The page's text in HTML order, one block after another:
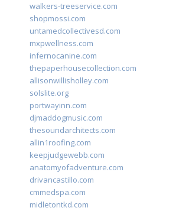
walkers-treeservice.com
shopmossi.com
untamedcollectivesd.com
mxpwellness.com
infernocanine.com
thepaperhousecollection.com
allisonwillisholley.com
solslite.org
portwayinn.com
djmaddogmusic.com
thesoundarchitects.com
allin1roofing.com
keepjudgewebb.com
anatomyofadventure.com
drivancastillo.com
cmmedspa.com
midletontkd.com